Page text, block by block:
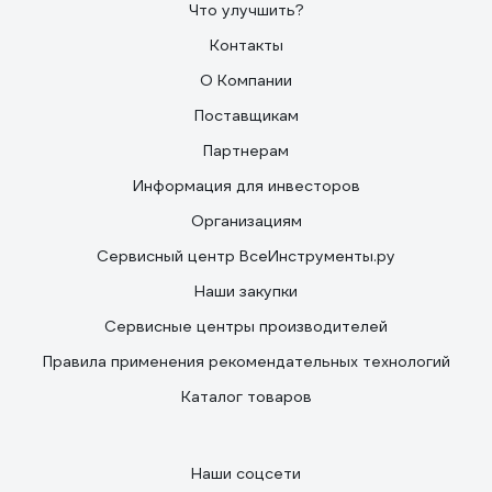
Что улучшить?
Контакты
О Компании
Поставщикам
Партнерам
Информация для инвесторов
Организациям
Сервисный центр ВсеИнструменты.ру
Наши закупки
Сервисные центры производителей
Правила применения рекомендательных технологий
Каталог товаров
Наши соцсети